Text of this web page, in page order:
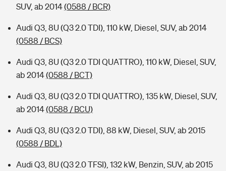
SUV, ab 2014(0588 / BCR)
Audi Q3, 8U (Q3 2.0 TDI), 110 kW, Diesel, SUV, ab 2014
(0588 / BCS)
Audi Q3, 8U (Q3 2.0 TDI QUATTRO), 110 kW, Diesel, SUV,
ab 2014(0588 / BCT)
Audi Q3, 8U (Q3 2.0 TDI QUATTRO), 135 kW, Diesel, SUV,
ab 2014(0588 / BCU)
Audi Q3, 8U (Q3 2.0 TDI), 88 kW, Diesel, SUV, ab 2015
(0588 / BDL)
Audi Q3, 8U (Q3 2.0 TFSI), 132 kW, Benzin, SUV, ab 2015